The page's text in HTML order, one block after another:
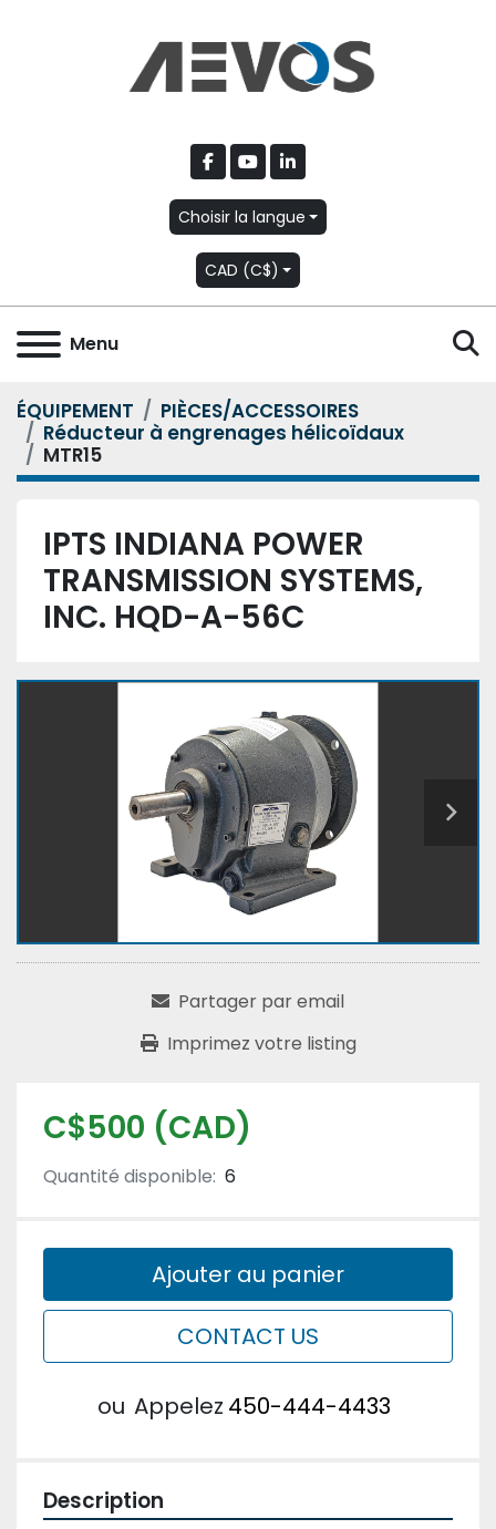
facebook
youtubelinkedin
Choisir la langue
CAD (C$)
Menu
ÉQUIPEMENT
PIÈCES/ACCESSOIRES
Réducteur à engrenages hélicoïdaux
MTR15
IPTS INDIANA POWER
TRANSMISSION SYSTEMS,
INC. HQD-A-56C
Partager par email
Imprimez votre listing
C$500 (CAD)
Quantité disponible: 6
Ajouter au panier
CONTACT US
ou Appelez 450-444-4433
Description